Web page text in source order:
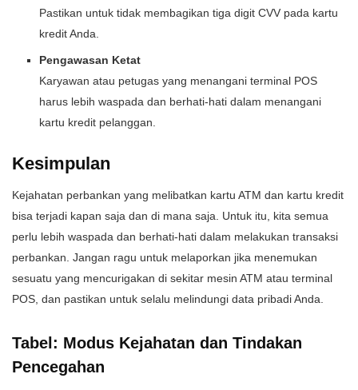
Pastikan untuk tidak membagikan tiga digit CVV pada kartu
kredit Anda.
Pengawasan Ketat
Karyawan atau petugas yang menangani terminal POS
harus lebih waspada dan berhati-hati dalam menangani
kartu kredit pelanggan.
Kesimpulan
Kejahatan perbankan yang melibatkan kartu ATM dan kartu kredit
bisa terjadi kapan saja dan di mana saja. Untuk itu, kita semua
perlu lebih waspada dan berhati-hati dalam melakukan transaksi
perbankan. Jangan ragu untuk melaporkan jika menemukan
sesuatu yang mencurigakan di sekitar mesin ATM atau terminal
POS, dan pastikan untuk selalu melindungi data pribadi Anda.
Tabel: Modus Kejahatan dan Tindakan
Pencegahan